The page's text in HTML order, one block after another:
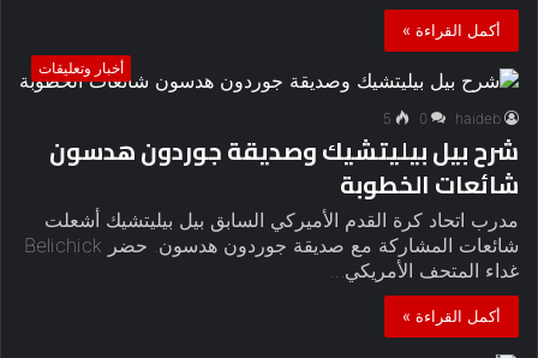
أكمل القراءة »
أخبار وتعليقات
haideb
0
5
شرح بيل بيليتشيك وصديقة جوردون هدسون
شائعات الخطوبة
مدرب اتحاد كرة القدم الأميركي السابق بيل بيليتشيك أشعلت
شائعات المشاركة مع صديقة جوردون هدسون. حضر Belichick
غداء المتحف الأمريكي…
أكمل القراءة »